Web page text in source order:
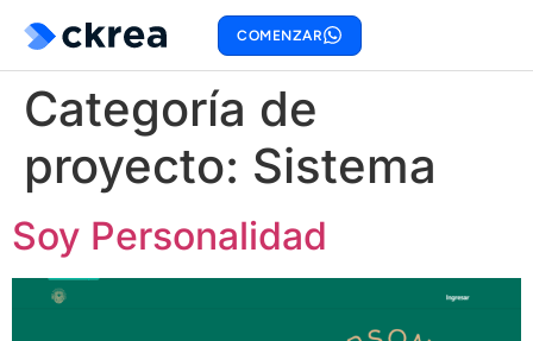
COMENZAR
Categoría de
proyecto: Sistema
Soy Personalidad